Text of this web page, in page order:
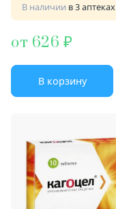
В наличии в 3 аптеках
от 626
В корзину